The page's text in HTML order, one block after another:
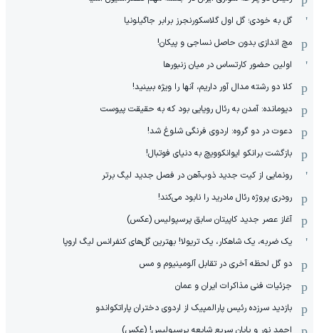
گل به خودی؛ گل اول گلاسکورنجرز برابر جاگیلونیا
مچ اندازی بدون حاصل نساجی و پیکان!
اولین حضور کارتساس در میان زنبورها
کلا دو‌ رشته مدال آور داریم، آنها را ویژه ببینید!
دیومانده: آمدن به رئال رویایی بود که به حقیقت پیوست
دعوت در دو گروه: اردوی فرنگی شلوغ شد!
بازگشت برانکو ایوانکوویچ به دنیای فوتبال!
رونمایی از کیت جدید ذوب‌آهن در فصل جدید لیگ برتر
رودری پروژه رئال مادرید را نابود می‌کند!
آغاز عصر جدید کاپیتان سابق پرسپولیس (عکس)
یک ضربه، یک شاهکار، یک تریولا! بهترین گل‌های کنفرانس لیگ اروپا
دو گل لحظه آخری در تقابل آلومینیوم و مس
جزئیات فنی مذاکرات ایران و عمان
بازدید سرزده رئیس پارالمپیک از اردوی دختران پاراتکواندو
احمد نور و پایان سریع شایعه پرسپولیس! (عکس)